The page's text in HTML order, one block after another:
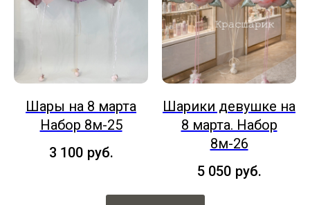
Шары на 8 марта
Набор 8м-25
3 100 руб.
Шарики девушке на
8 марта. Набор
8м-26
5 050 руб.